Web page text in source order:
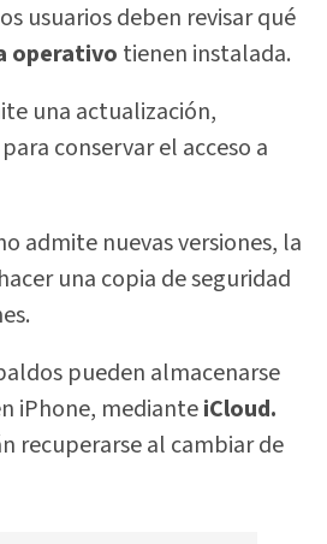
usuarios deben revisar qué
operativo tienen instalada.
una actualización,
conservar el acceso a
admite nuevas versiones, la
una copia de seguridad
pueden almacenarse
iPhone, medianteiCloud.
recuperarse al cambiar de